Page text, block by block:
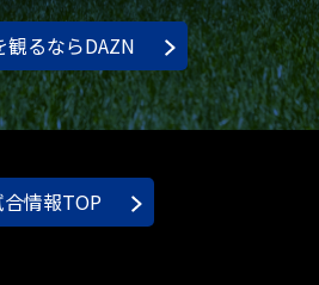
観るならDAZN
情報TOP